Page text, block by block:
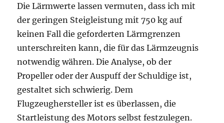
Die Lärmwerte lassen vermuten, dass ich mit
der geringen Steigleistung mit 750 kg auf
keinen Fall die geforderten Lärmgrenzen
unterschreiten kann, die für das Lärmzeugnis
notwendig währen. Die Analyse, ob der
Propeller oder der Auspuff der Schuldige ist,
gestaltet sich schwierig. Dem
Flugzeughersteller ist es überlassen, die
Startleistung des Motors selbst festzulegen.